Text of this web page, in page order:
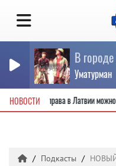
В
Уматурман
НОВОСТИ
водительские права в Латвии
Подкасты